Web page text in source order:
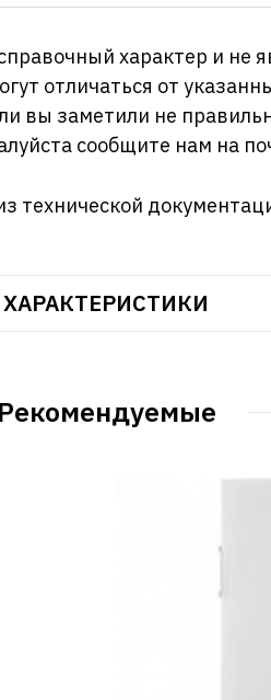
характер и не
отличаться от
вы заметили не
сообщите нам на
технической
ХАРАКТЕРИСТИКИ
Рекомендуемые